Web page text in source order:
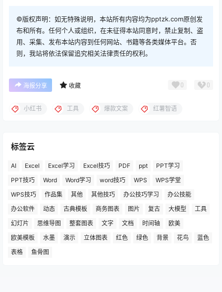
©版权声明：如无特殊说明，本站所有内容均为pptzk.com原创发
布和所有。任何个人或组织，在未征得本站同意时，禁止复制、盗
用、采集、发布本站内容到任何网站、书籍等各类媒体平台。否
则，我站将依法保留追究相关法律责任的权利。
海报分享 收藏 0 0
小红书 工具 爆款文案 红薯智语
标签云
AI Excel Excel学习 Excel技巧 PDF ppt
PPT学习
PPT技巧
Word Word学习 word技巧 WPS
WPS学堂
WPS技巧
作品集 其他 其他技巧 办公技巧学习
办公技能
办公软件
动态 古典模板 商务图表 图片 复古 大模型
工具
幻灯片
思维导图 整套图表 文字 文档 时间轴
欧美
欧美模板
水墨 演示 立体图表 红色 绿色 背景 花鸟
蓝色
表格
鱼骨图